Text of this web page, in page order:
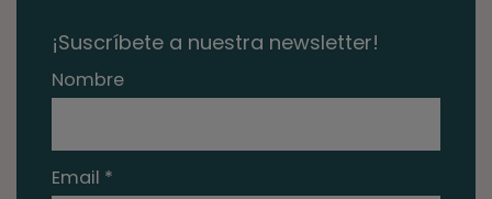
¡Suscríbete a nuestra newsletter!
Nombre
Email *